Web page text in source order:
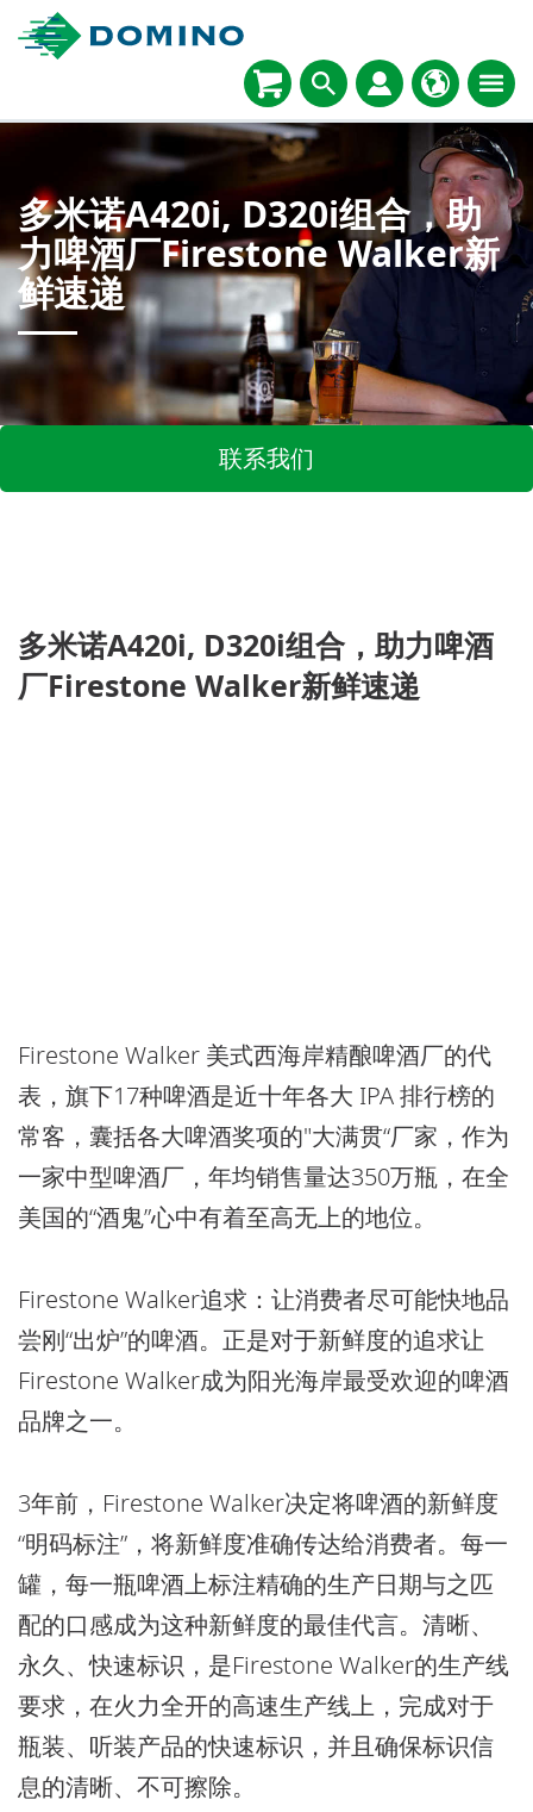
多米诺A420i, D320i组合，助
力啤酒厂Firestone Walker新
鲜速递
联系我们
多米诺A420i, D320i组合，助力啤酒
厂Firestone Walker新鲜速递
Firestone Walker 美式西海岸精酿啤酒厂的代
表，旗下17种啤酒是近十年各大 IPA 排行榜的
常客，囊括各大啤酒奖项的"大满贯“厂家，作为
一家中型啤酒厂，年均销售量达350万瓶，在全
美国的“酒鬼”心中有着至高无上的地位。
Firestone Walker追求：让消费者尽可能快地品
尝刚“出炉”的啤酒。正是对于新鲜度的追求让
Firestone Walker成为阳光海岸最受欢迎的啤酒
品牌之一。
3年前，Firestone Walker决定将啤酒的新鲜度
“明码标注”，将新鲜度准确传达给消费者。每一
罐，每一瓶啤酒上标注精确的生产日期与之匹
配的口感成为这种新鲜度的最佳代言。 清晰、
永久、快速标识 ，是Firestone Walker的生产线
要求，在火力全开的高速生产线上，完成对于
瓶装、听装产品的快速标识，并且确保标识信
息的清晰、不可擦除。